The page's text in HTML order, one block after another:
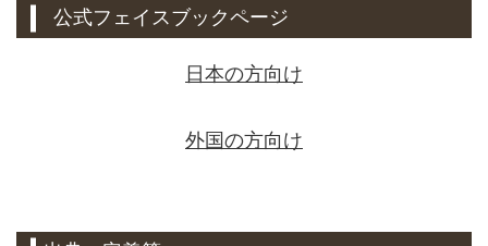
公式フェイスブックページ
日本の方向け
外国の方向け